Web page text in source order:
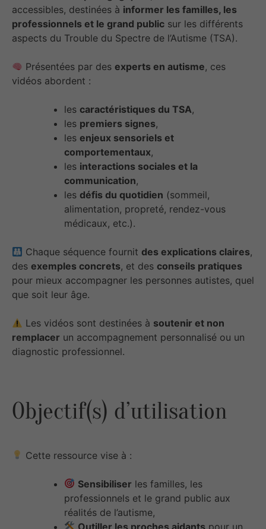
accessibles, destinées à informer les familles, les
professionnels et le grand public sur les différents
aspects du Trouble du Spectre de l’Autisme (TSA).
Présentées par desexperts en autisme, ces
vidéos abordent :
les caractéristiques du TSA,
les premiers signes,
les enjeux sensoriels et
comportementaux,
les interactions sociales et la
communication,
les défis du quotidien (sommeil,
alimentation, propreté, rendez-vous
médicaux, etc.).
Chaque séquence fournitdes explications claires,
des exemples concrets, et des conseils pratiques
pour mieux accompagner les personnes autistes, quel
que soit leur âge.
Les vidéos sont destinées à soutenir et non
remplacer un accompagnement personnalisé ou un
diagnostic professionnel.
Objectif(s) d’utilisation
Cette ressource vise à :
Sensibiliser les familles, les
professionnels et le grand public aux
réalités de l’autisme,
Outiller les proches aidants pour un